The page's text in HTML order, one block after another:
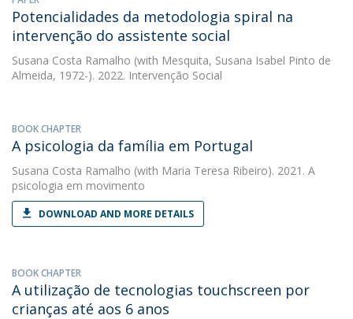
Potencialidades da metodologia spiral na
intervenção do assistente social
Susana Costa Ramalho (with Mesquita, Susana Isabel Pinto de
Almeida, 1972-). 2022. Intervenção Social
BOOK CHAPTER
A psicologia da família em Portugal
Susana Costa Ramalho (with Maria Teresa Ribeiro). 2021. A
psicologia em movimento
DOWNLOAD AND MORE DETAILS
BOOK CHAPTER
A utilização de tecnologias touchscreen por
crianças até aos 6 anos